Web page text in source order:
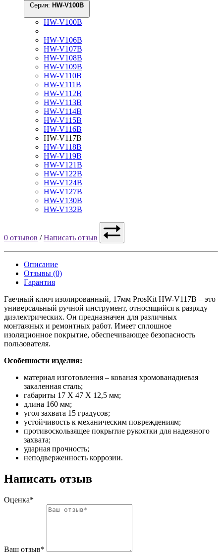
Серия:
HW-V100B
HW-V106B
HW-V107B
HW-V108B
HW-V109B
HW-V110B
HW-V111B
HW-V112B
HW-V113B
HW-V114B
HW-V115B
HW-V116B
HW-V117B
HW-V118B
HW-V119B
HW-V121B
HW-V122B
HW-V124B
HW-V127B
HW-V130B
HW-V132B
0 отзывов /Написать отзыв
Описание
Отзывы (0)
Гарантия
Гаечный ключ изолированный, 17мм ProsKit HW-V117B – это
универсальный ручной инструмент, относящийся к разряду
диэлектрических. Он предназначен для различных
монтажных и ремонтных работ. Имеет сплошное
изоляционное покрытие, обеспечивающее безопасность
пользователя.
Особенности изделия:
материал изготовления – кованая хромованадиевая
закаленная сталь;
габариты 17 Х 47 Х 12,5 мм;
длина 160 мм;
угол захвата 15 градусов;
устойчивость к механическим повреждениям;
противоскользящее покрытие рукоятки для надежного
захвата;
ударная прочность;
неподверженность коррозии.
Написать отзыв
Оценка*
Ваш отзыв*